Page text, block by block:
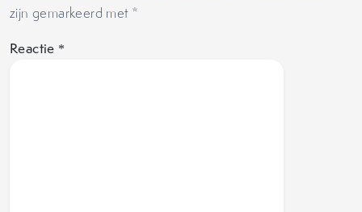
zijn gemarkeerd met *
Reactie *